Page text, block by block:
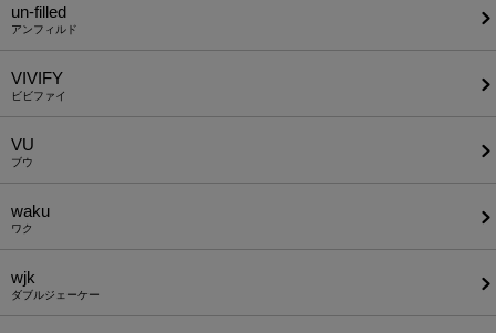
un-filled
アンフィルド
VIVIFY
ビビファイ
VU
ブウ
waku
ワク
wjk
ダブルジェーケー